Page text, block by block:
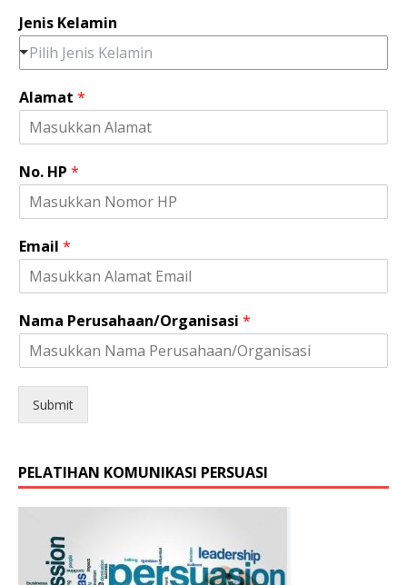
A
l
a
m
t
*
Jenis Kelamin
Pilih Jenis Kelamin
Alamat *
No. HP *
Email *
Nama Perusahaan/Organisasi *
Submit
PELATIHAN KOMUNIKASI PERSUASI